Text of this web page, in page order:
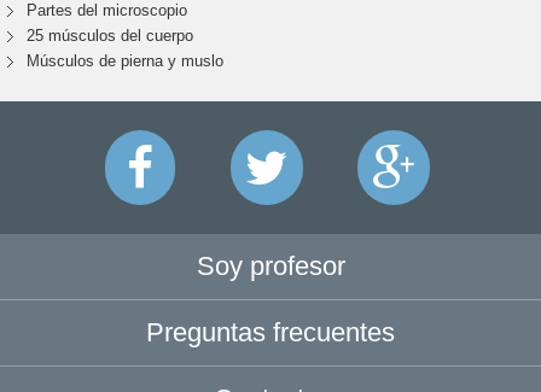
Partes del microscopio
25 músculos del cuerpo
Músculos de pierna y muslo
Soy profesor
Preguntas frecuentes